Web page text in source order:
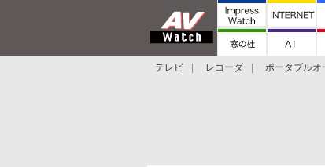
テレビ レコーダ ポータブルオ